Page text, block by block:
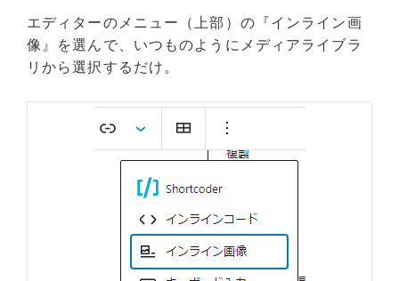
エディターのメニュー（上部）の『インライン画
像』を選んで、いつものようにメディアライブラ
リから選択するだけ。